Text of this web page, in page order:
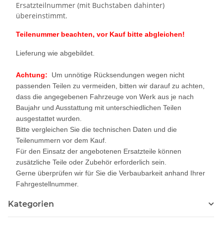
Ersatzteilnummer (mit Buchstaben dahinter)
übereinstimmt.
Teilenummer beachten, vor Kauf bitte abgleichen!
Lieferung wie abgebildet.
Achtung: Um unnötige Rücksendungen wegen nicht
passenden Teilen zu vermeiden, bitten wir darauf zu achten,
dass die angegebenen Fahrzeuge von Werk aus je nach
Baujahr und Ausstattung mit unterschiedlichen Teilen
ausgestattet wurden.
Bitte vergleichen Sie die technischen Daten und die
Teilenummern vor dem Kauf.
Für den Einsatz der angebotenen Ersatzteile können
zusätzliche Teile oder Zubehör erforderlich sein.
Gerne überprüfen wir für Sie die Verbaubarkeit anhand Ihrer
Fahrgestellnummer.
Kategorien